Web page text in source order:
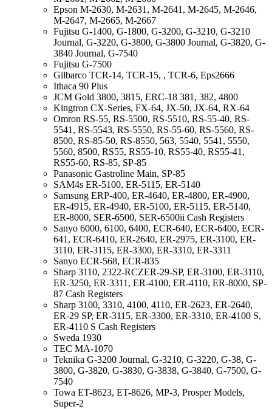
Epson M-2630, M-2631, M-2641, M-2645, M-2646,
M-2647, M-2665, M-2667
Fujitsu G-1400, G-1800, G-3200, G-3210, G-3210
Journal, G-3220, G-3800, G-3800 Journal, G-3820, G-
3840 Journal, G-7540
Fujitsu G-7500
Gilbarco TCR-14, TCR-15, , TCR-6, Eps2666
Ithaca 90 Plus
JCM Gold 3800, 3815, ERC-18 381, 382, 4800
Kingtron CX-Series, FX-64, JX-50, JX-64, RX-64
Omron RS-55, RS-5500, RS-5510, RS-55-40, RS-
5541, RS-5543, RS-5550, RS-55-60, RS-5560, RS-
8500, RS-85-50, RS-8550, 563, 5540, 5541, 5550,
5560, 8500, RS55, RS55-10, RS55-40, RS55-41,
RS55-60, RS-85, SP-85
Panasonic Gastroline Main, SP-85
SAM4s ER-5100, ER-5115, ER-5140
Samsung ERP-400, ER-4640, ER-4800, ER-4900,
ER-4915, ER-4940, ER-5100, ER-5115, ER-5140,
ER-8000, SER-6500, SER-6500ii Cash Registers
Sanyo 6000, 6100, 6400, ECR-640, ECR-6400, ECR-
641, ECR-6410, ER-2640, ER-2975, ER-3100, ER-
3110, ER-3115, ER-3300, ER-3310, ER-3311
Sanyo ECR-568, ECR-835
Sharp 3110, 2322-RCZER-29-SP, ER-3100, ER-3110,
ER-3250, ER-3311, ER-4100, ER-4110, ER-8000, SP-
87 Cash Registers
Sharp 3100, 3310, 4100, 4110, ER-2623, ER-2640,
ER-29 SP, ER-3115, ER-3300, ER-3310, ER-4100 S,
ER-4110 S Cash Registers
Sweda 1930
TEC MA-1070
Teknika G-3200 Journal, G-3210, G-3220, G-38, G-
3800, G-3820, G-3830, G-3838, G-3840, G-7500, G-
7540
Towa ET-8623, ET-8626, MP-3, Prosper Models,
Super-2